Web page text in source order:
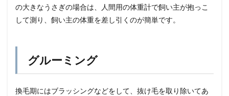
の大きなうさぎの場合は、人間用の体重計で飼い主が抱っこ
して測り、飼い主の体重を差し引くのが簡単です。
グルーミング
換毛期にはブラッシングなどをして、抜け毛を取り除いてあ